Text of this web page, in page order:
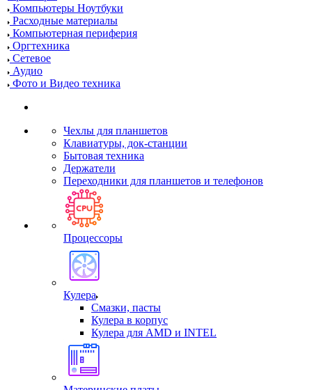
Компьютеры Ноутбуки
Расходные материалы
Компьютерная периферия
Оргтехника
Сетевое
Аудио
Фото и Видео техника
Чехлы для планшетов
Клавиатуры, док-станции
Бытовая техника
Держатели
Переходники для планшетов и телефонов
Процессоры
Кулера
Смазки, пасты
Кулера в корпус
Кулера для AMD и INTEL